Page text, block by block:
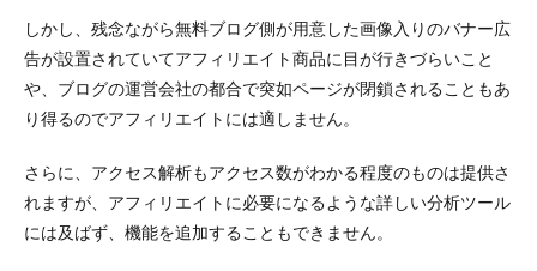
る
5.2
ツー
ルを
検索
ワー
ドを
しかし、残念ながら無料ブログ側が用意した画像入りのバナー広
告が設置されていてアフィリエイト商品に目が行きづらいこと
や、ブログの運営会社の都合で突如ページが閉鎖されることもあ
り得るのでアフィリエイトには適しません。
さらに、アクセス解析もアクセス数がわかる程度のものは提供さ
れますが、アフィリエイトに必要になるような詳しい分析ツール
には及ばず、機能を追加することもできません。